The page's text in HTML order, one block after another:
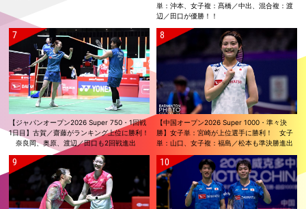
単：沖本、女子複：髙橋／中出、混合複：渡
辺／田口が優勝！！
【ジャパンオープン2026 Super 750・1回戦
1日目】古賀／齋藤がランキング上位に勝利！
奈良岡、奥原、渡辺／田口も2回戦進出
【中国オープン2026 Super 1000・準々決
勝】女子単：宮崎が上位選手に勝利！ 女子
単：山口、女子複：福島／松本も準決勝進出